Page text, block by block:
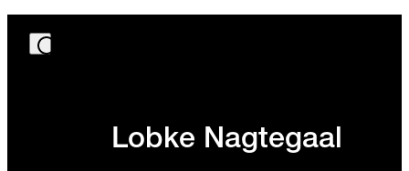
Lobke Nagtegaal